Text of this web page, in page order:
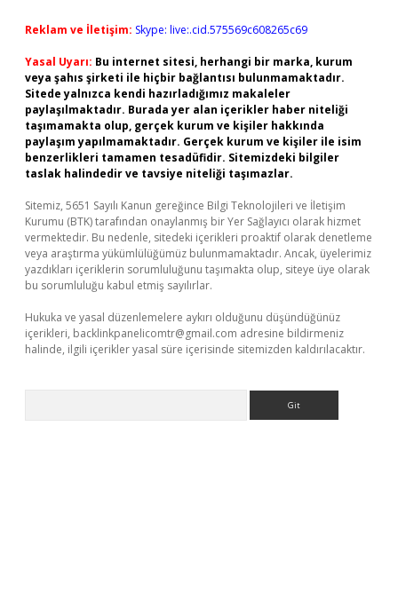
Reklam ve İletişim: Skype: live:.cid.575569c608265c69
Yasal Uyarı: Bu internet sitesi, herhangi bir marka, kurum
veya şahıs şirketi ile hiçbir bağlantısı bulunmamaktadır.
Sitede yalnızca kendi hazırladığımız makaleler
paylaşılmaktadır. Burada yer alan içerikler haber niteliği
taşımamakta olup, gerçek kurum ve kişiler hakkında
paylaşım yapılmamaktadır. Gerçek kurum ve kişiler ile isim
benzerlikleri tamamen tesadüfidir. Sitemizdeki bilgiler
taslak halindedir ve tavsiye niteliği taşımazlar.
Sitemiz, 5651 Sayılı Kanun gereğince Bilgi Teknolojileri ve İletişim
Kurumu (BTK) tarafından onaylanmış bir Yer Sağlayıcı olarak hizmet
vermektedir. Bu nedenle, sitedeki içerikleri proaktif olarak denetleme
veya araştırma yükümlülüğümüz bulunmamaktadır. Ancak, üyelerimiz
yazdıkları içeriklerin sorumluluğunu taşımakta olup, siteye üye olarak
bu sorumluluğu kabul etmiş sayılırlar.
Hukuka ve yasal düzenlemelere aykırı olduğunu düşündüğünüz
içerikleri, backlinkpanelicomtr@gmail.com adresine bildirmeniz
halinde, ilgili içerikler yasal süre içerisinde sitemizden kaldırılacaktır.